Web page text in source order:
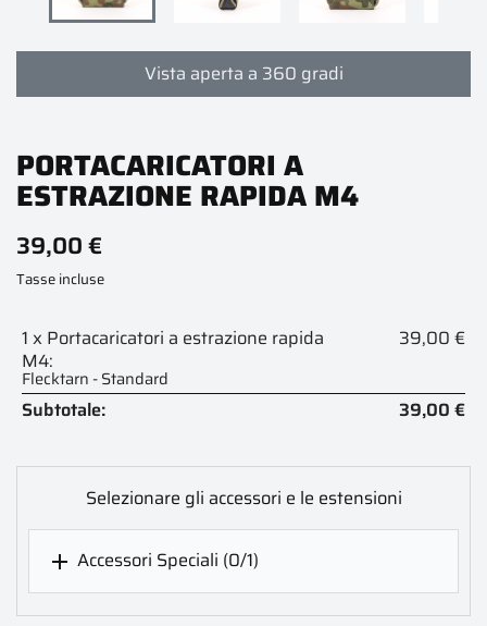
Vista aperta a 360 gradi
PORTACARICATORI A
ESTRAZIONE RAPIDA M4
39,00 €
Tasse incluse
1 x Portacaricatori a estrazione rapida
M4:
Flecktarn - Standard
39,00 €
Subtotale: 39,00 €
Selezionare gli accessori e le estensioni
 Accessori Speciali (0/1)